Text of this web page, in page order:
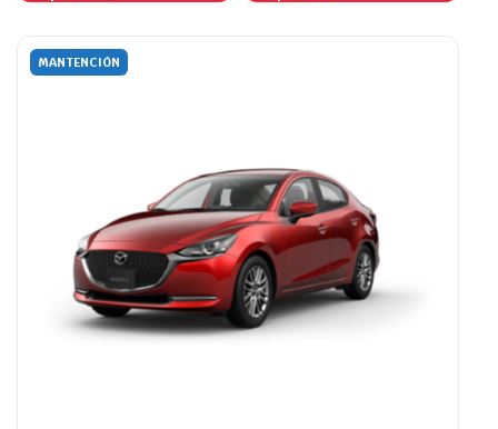
tiene
pueden
elegir
en
la
página
de
producto
MANTENCIÓN